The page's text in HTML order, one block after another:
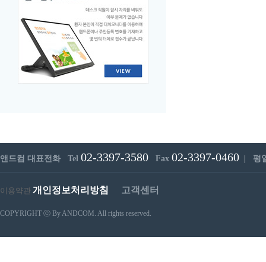
앤드컴 대표전화 Tel 02-3397-3580 Fax 02-3397-0460 평
이용약관 개인정보처리방침 고객센터
COPYRIGHT ⓒ By ANDCOM. All rights reserved.